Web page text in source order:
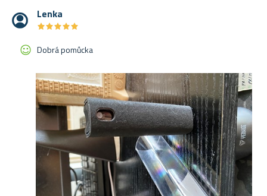
Lenka
★★★★★
★★★★★
Dobrá pomůcka